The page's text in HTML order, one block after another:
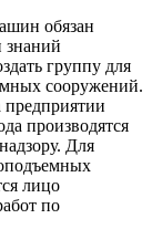
обязан
знаний
группу для
сооружений.
предприятии
производятся
Для
лицо
по